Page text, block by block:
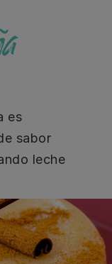
es
sabor
leche